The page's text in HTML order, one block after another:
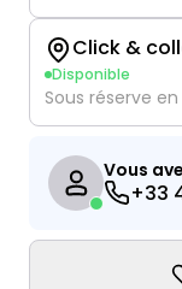
Click &
Disponible
Sous réserve
Vous
+33